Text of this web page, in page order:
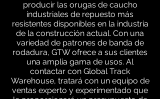
producir las orugas de caucho
industriales de repuesto más
resistentes disponibles en la industria
de la construcción actual. Con una
variedad de patrones de banda de
rodadura, GTW ofrece a sus clientes
una amplia gama de usos. Al
contactar con Global Track
Warehouse, tratará con un equipo de
ventas experto y experimentado que